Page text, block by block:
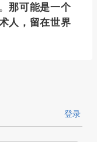
那可能是一个
人，留在世界
登录